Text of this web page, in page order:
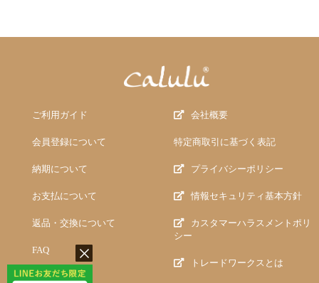
ご利用ガイド
会員登録について
納期について
お支払について
返品・交換について
FAQ
会社概要
特定商取引に基づく表記
プライバシーポリシー
情報セキュリティ基本方針
カスタマーハラスメントポリ
シー
トレードワークスとは